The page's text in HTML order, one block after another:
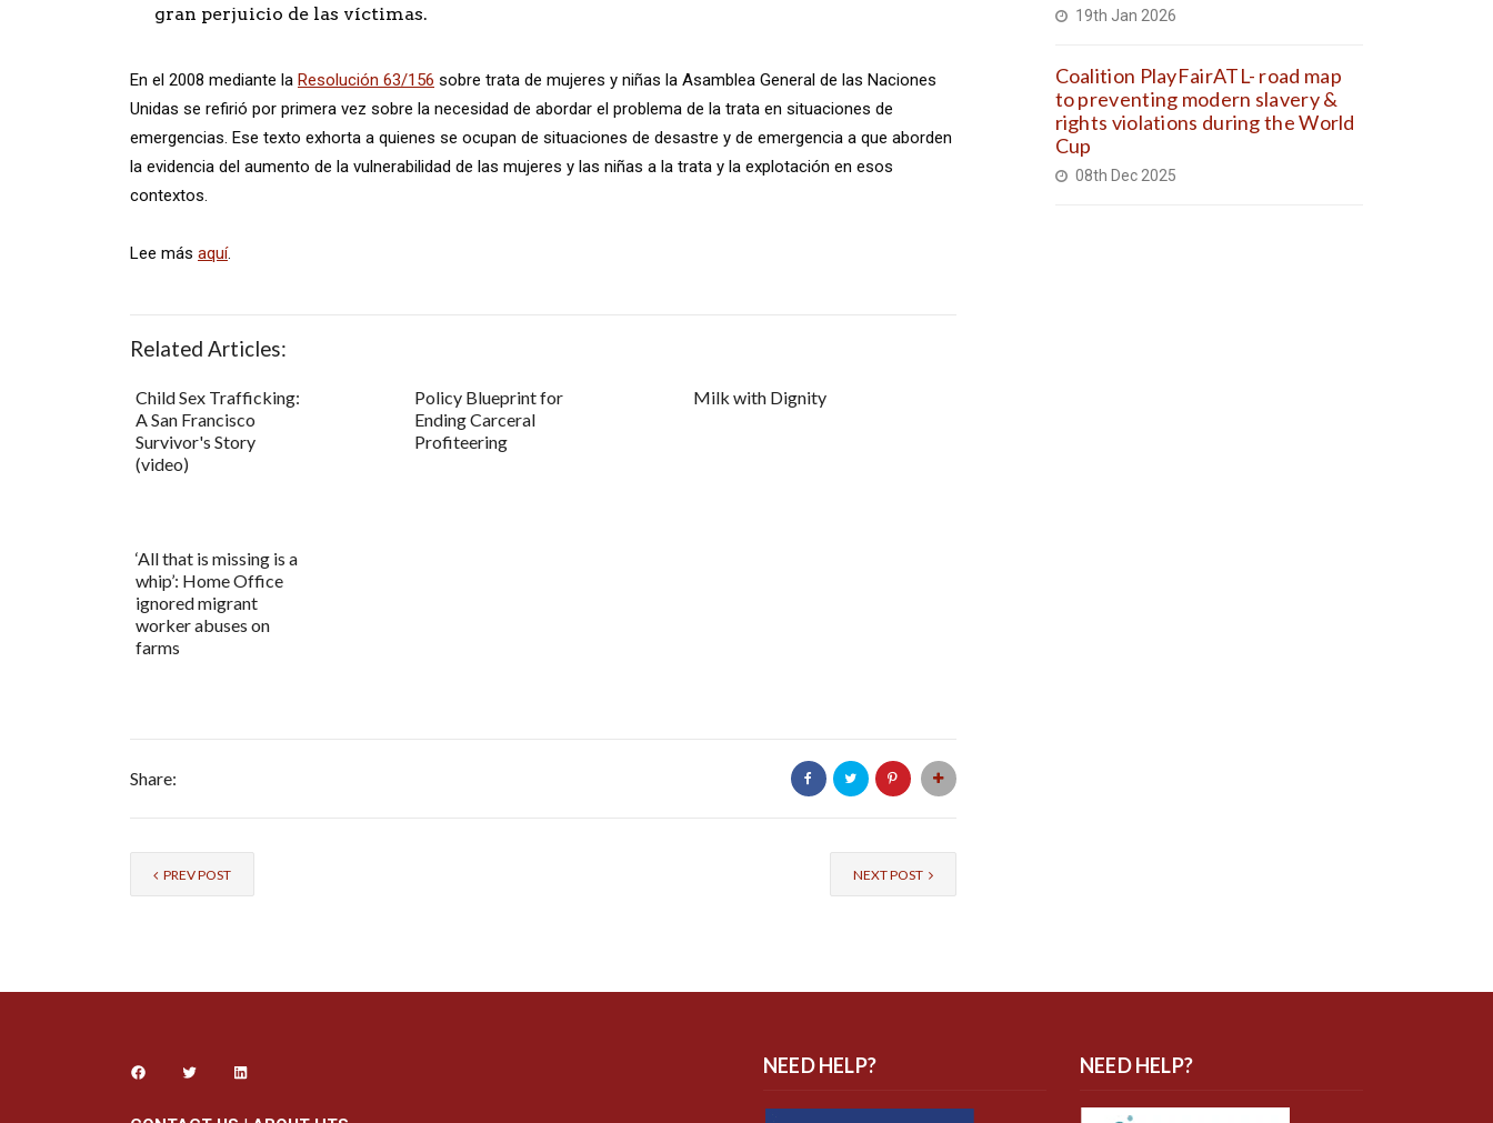
gran perjuicio de las víctimas.
En el 2008 mediante la Resolución 63/156 sobre trata de mujeres y niñas la Asamblea General de las Naciones
Unidas se refirió por primera vez sobre la necesidad de abordar el problema de la trata en situaciones de
emergencias. Ese texto exhorta a quienes se ocupan de situaciones de desastre y de emergencia a que aborden
la evidencia del aumento de la vulnerabilidad de las mujeres y las niñas a la trata y la explotación en esos
contextos.
Lee más aquí.
Related Articles:
Child Sex Trafficking:
A San Francisco
Survivor's Story
(video)
Policy Blueprint for
Ending Carceral
Profiteering
Milk with Dignity
‘All that is missing is a
whip’: Home Office
ignored migrant
worker abuses on
farms
Share:
PREV POST NEXT POST
19th Jan 2026
Coalition PlayFairATL- road map
to preventing modern slavery &
rights violations during the World
Cup
08th Dec 2025
NEED HELP? NEED HELP?